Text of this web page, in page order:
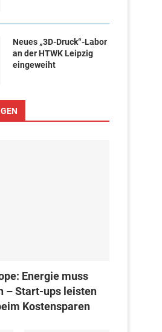
Neues „3D-Druck“-Labor
an der HTWK Leipzig
eingeweiht
Energie muss
– Start-ups leisten
Kostensparen